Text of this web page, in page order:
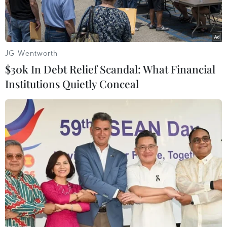
Tàu thám hiểm Perseverance của NASA hạ cánh xuống sao
Hỏa. (Nguồn: THX/TTXVN)
Cơ quan Hàng không Vũ trụ Mỹ (NASA) đang
đẩy nhanh kế hoạch xây dựng một nhà máy
điện hạt nhân với công suất 100 kilowatt trên
Mặt trăng, theo chỉ đạo mới của quyền Giám
đốc Sean Duffy.
JG Wentworth
$30k In Debt Relief Scandal: What Financial
Institutions Quietly Conceal